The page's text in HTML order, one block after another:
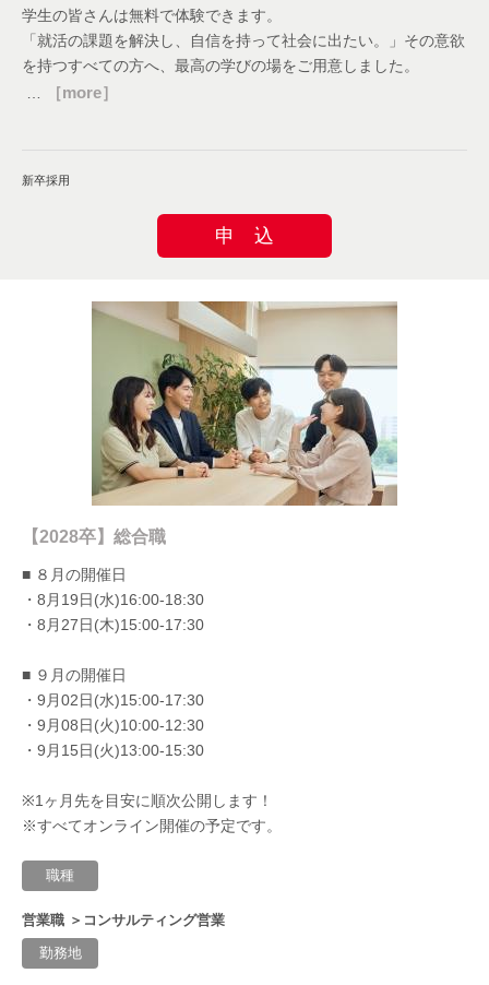
・子ども教育手当 一子につき
10,000円/月（中学生の年齢まで）
学生の皆さんは無料で体験できます。
「就活の課題を解決し、自信を持って社会に出たい。」その意欲
を持つすべての方へ、最高の学びの場をご用意しました。
［more］
新卒採用
申 込
【2028卒】総合職
■ ８月の開催日
・8月19日(水)16:00-18:30
・8月27日(木)15:00-17:30
■ ９月の開催日
・9月02日(水)15:00-17:30
・9月08日(火)10:00-12:30
・9月15日(火)13:00-15:30
※1ヶ月先を目安に順次公開します！
※すべてオンライン開催の予定です。
職種
営業職 ＞コンサルティング営業
勤務地